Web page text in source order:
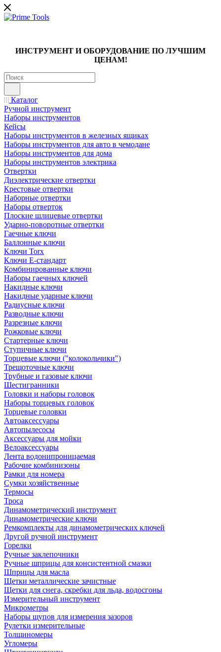
ИНСТРУМЕНТ И ОБОРУДОВАНИЕ ПО ЛУЧШИМ
ЦЕНАМ!
Каталог
Ручной инструмент
Наборы инструментов
Кейсы
Наборы инструментов в железных ящиках
Наборы инструментов для авто в чемодане
Наборы инструментов для дома
Наборы инструментов электрика
Отвертки
Диэлектрические отвертки
Крестовые отвертки
Наборные отвертки
Наборы отверток
Плоские шлицевые отвертки
Ударно-поворотные отвертки
Гаечные ключи
Баллонные ключи
Ключи Torx
Ключи Е-стандарт
Комбинированные ключи
Наборы гаечных ключей
Накидные ключи
Накидные ударные ключи
Радиусные ключи
Разводные ключи
Разрезные ключи
Рожковые ключи
Стартерные ключи
Ступичные ключи
Торцевые ключи ("колокольчики")
Трещоточные ключи
Трубные и газовые ключи
Шестигранники
Головки и наборы головок
Наборы торцевых головок
Торцевые головки
Автоаксессуары
Автопылесосы
Аксессуары для мойки
Велоаксессуары
Лента водонипроницаемая
Рабочие комбинизоны
Рамки для номера
Сумки хозяйственные
Термосы
Троса
Динамометрический инструмент
Динамометрические ключи
Ремкомплекты для динамометрических ключей
Другой ручной инструмент
Горелки
Ручные заклепочники
Ручные шприцы для консистентной смазки
Шприцы для масла
Щетки металлические зачистные
Щетки для снега, скребки для льда, водосгоны
Измерительный инструмент
Микрометры
Наборы щупов для измерения зазоров
Рулетки измерительные
Толщиномеры
Угломеры